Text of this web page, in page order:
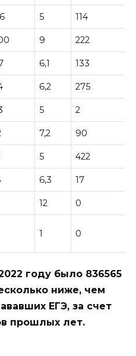
5 114
9 222
6,1 133
6,2 275
5 2
7,2 90
5 422
6,3 17
12 0
1 0
году было 836565
ниже, чем
ЕГЭ, за счет
прошлых лет.